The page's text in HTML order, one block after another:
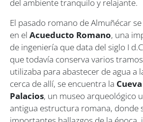
del ambiente tranquilo y relajante.
El pasado romano de Almuñécar
en el Acueducto Romano, una
de ingeniería que data del siglo I
que todavía conserva varios
utilizaba para abastecer de agua a
cerca de allí, se encuentra la
Palacios, un museo arqueológico
antigua estructura romana, donde